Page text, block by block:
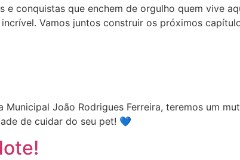
conquistas que enchem de orgulho quem vive
Vamos juntos construir os próximos
João Rodrigues Ferreira, teremos um
de cuidar do seu pet! 💙